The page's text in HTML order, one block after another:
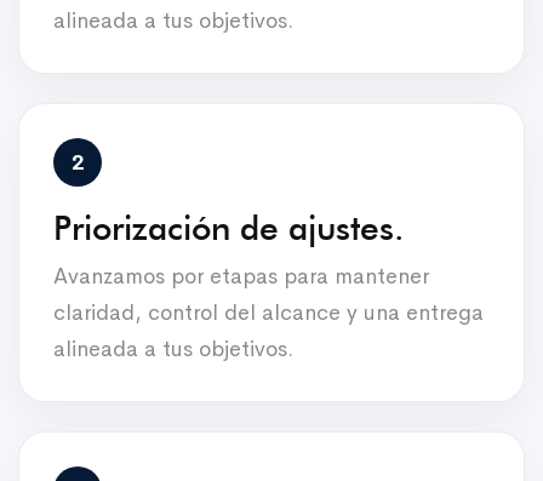
alineada a tus objetivos.
Priorización de ajustes.
Avanzamos por etapas para mantener
claridad, control del alcance y una entrega
alineada a tus objetivos.